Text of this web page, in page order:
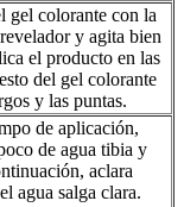
gel colorante con la
y agita bien
el producto en las
del gel colorante
y las puntas.
de aplicación,
de agua tibia y
aclara
agua salga clara.